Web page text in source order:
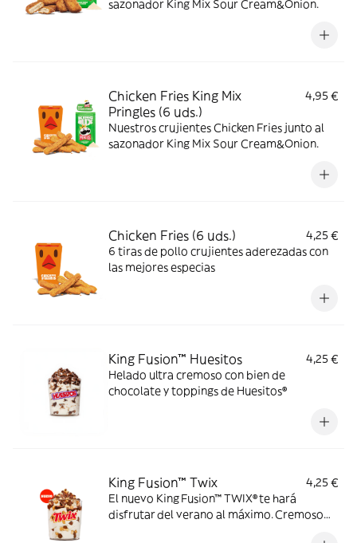
sazonador King Mix Sour Cream&Onion.
Chicken Fries King Mix
Pringles (6 uds.)
4,95 €
Nuestros crujientes Chicken Fries junto al
sazonador King Mix Sour Cream&Onion.
Chicken Fries (6 uds.)
4,25 €
6 tiras de pollo crujientes aderezadas con
las mejores especias
King Fusion™ Huesitos
4,25 €
Helado ultra cremoso con bien de
chocolate y toppings de Huesitos®
King Fusion™ Twix
4,25 €
El nuevo King Fusion™ TWIX® te hará
disfrutar del verano al máximo. Cremoso